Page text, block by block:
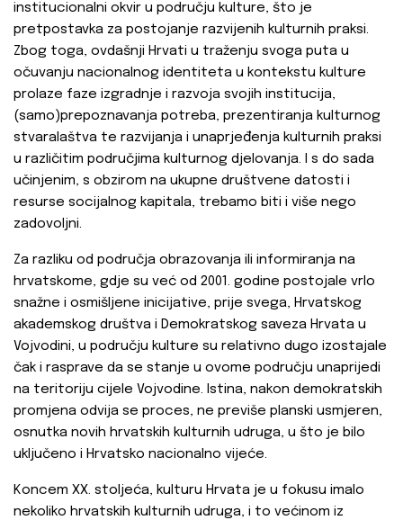
institucionalni okvir u području kulture, što je
pretpostavka za postojanje razvijenih kulturnih praksi.
Zbog toga, ovdašnji Hrvati u traženju svoga puta u
očuvanju nacionalnog identiteta u kontekstu kulture
prolaze faze izgradnje i razvoja svojih institucija,
(samo)prepoznavanja potreba, prezentiranja kulturnog
stvaralaštva te razvijanja i unaprjeđenja kulturnih praksi
u različitim područjima kulturnog djelovanja. I s do sada
učinjenim, s obzirom na ukupne društvene datosti i
resurse socijalnog kapitala, trebamo biti i više nego
zadovoljni.
Za razliku od područja obrazovanja ili informiranja na
hrvatskome, gdje su već od 2001. godine postojale vrlo
snažne i osmišljene inicijative, prije svega, Hrvatskog
akademskog društva i Demokratskog saveza Hrvata u
Vojvodini, u području kulture su relativno dugo izostajale
čak i rasprave da se stanje u ovome području unaprijedi
na teritoriju cijele Vojvodine. Istina, nakon demokratskih
promjena odvija se proces, ne previše planski usmjeren,
osnutka novih hrvatskih kulturnih udruga, u što je bilo
uključeno i Hrvatsko nacionalno vijeće.
Koncem XX. stoljeća, kulturu Hrvata je u fokusu imalo
nekoliko hrvatskih kulturnih udruga, i to većinom iz